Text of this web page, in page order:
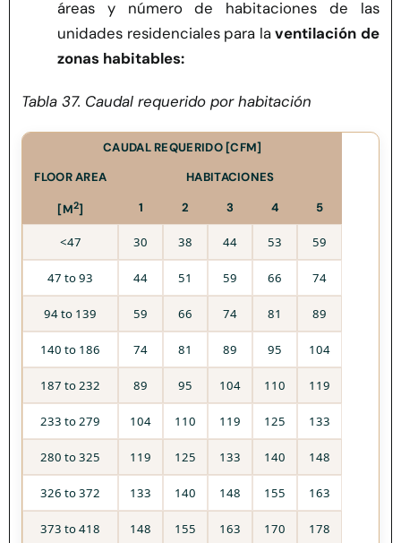
áreas y número de habitaciones de las
unidades residenciales para laventilación de
zonas habitables:
Tabla 37. Caudal requerido por habitación
CAUDAL REQUERIDO [CFM]
FLOOR AREA
HABITACIONES
[M2] 1 2 3 4 5
<47 30 38 44 53 59
47 to 93 44 51 59 66 74
94 to 139 59 66 74 81 89
140 to 186 74 81 89 95 104
187 to 232 89 95 104 110 119
233 to 279 104 110 119 125 133
280 to 325 119 125 133 140 148
326 to 372 133 140 148 155 163
373 to 418 148 155 163 170 178